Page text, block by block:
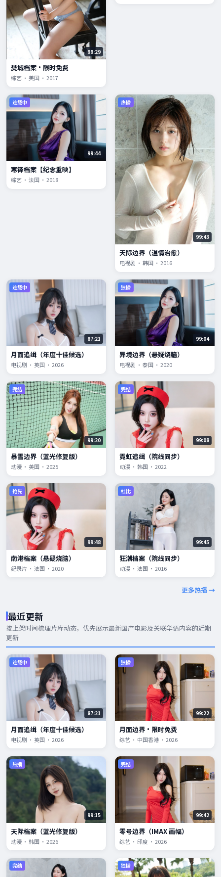
99:29
焚城档案·限时免费
综艺 · 美国 · 2017
连载中
99:44
寒锋档案【纪念重映】
综艺 · 法国 · 2018
热播
99:43
天际边界（温情治愈）
电视剧 · 韩国 · 2016
连载中
87:21
月面追缉（年度十佳候选）
电视剧 · 英国 · 2026
独播
99:04
异境边界（悬疑烧脑）
电视剧 · 泰国 · 2020
完结
99:20
暴雪边界（蓝光修复版）
动漫 · 英国 · 2025
完结
99:08
霓虹追缉（院线同步）
动漫 · 韩国 · 2022
抢先
99:48
南港档案（悬疑烧脑）
纪录片 · 法国 · 2020
杜比
99:45
狂潮档案（院线同步）
动漫 · 法国 · 2016
更多热播 →
最近更新
按上架时间梳理片库动态，优先展示最新国产电影及关联华语内容的近期
更新
连载中
87:21
月面追缉（年度十佳候选）
电视剧 · 英国 · 2026
独播
99:22
月面边界·限时免费
综艺 · 中国香港 · 2026
热播
99:15
天际档案（蓝光修复版）
动漫 · 韩国 · 2026
完结
99:42
零号边界（IMAX 画幅）
综艺 · 印度 · 2026
完结 独播